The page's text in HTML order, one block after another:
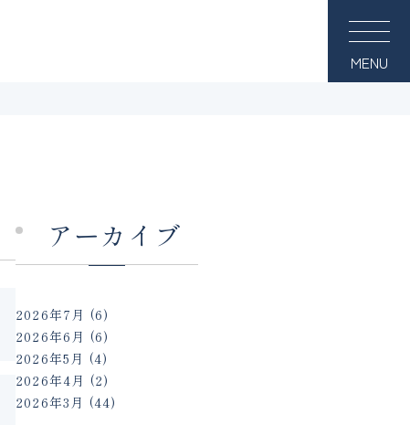
MENU
アーカイブ
2026年7月 (6)
2026年6月 (6)
2026年5月 (4)
2026年4月 (2)
2026年3月 (44)